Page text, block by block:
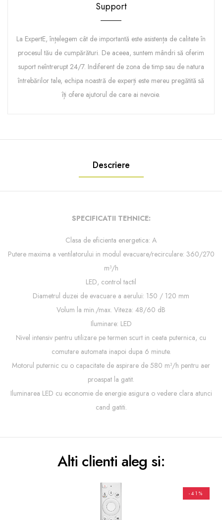
Support
La ExpertE, înțelegem cât de importantă este asistența de calitate în
procesul tău de cumpărături. De aceea, suntem mândri să oferim
suport neîntrerupt 24/7. Indiferent de zona de timp sau de natura
întrebărilor tale, echipa noastră de experți este mereu pregătită să
îți ofere ajutorul de care ai nevoie.
Descriere
SPECIFICATII TEHNICE:
Clasa de eficienta energetica: A
Putere maxima a ventilatorului in modul evacuare/recirculare: 360/270
m³/h
LED, control tactil
Diametrul duzei de evacuare a aerului: 150 / 120 mm
Volum la min./max. Viteza: 48/60 dB
Iluminare: LED
Nivel intensiv pentru utilizare pe termen scurt in ceata puternica, cu
comutare automata inapoi dupa 6 minute.
Motorul puternic cu o capacitate de aspirare de 580 m³/h pentru aer
proaspat la gatit.
Iluminarea LED cu economie de energie asigura o vedere clara atunci
cand gatiti.
Alti clienti aleg si:
-41%